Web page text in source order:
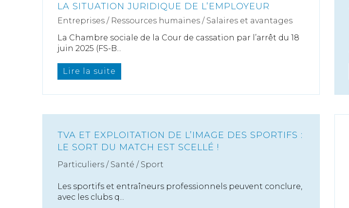
LA SITUATION JURIDIQUE DE L’EMPLOYEUR
Entreprises / Ressources humaines / Salaires et avantages
La Chambre sociale de la Cour de cassation par l’arrêt du 18
juin 2025 (FS-B...
Lire la suite
TVA ET EXPLOITATION DE L’IMAGE DES SPORTIFS :
LE SORT DU MATCH EST SCELLÉ !
Particuliers / Santé / Sport
Les sportifs et entraîneurs professionnels peuvent conclure,
avec les clubs q...